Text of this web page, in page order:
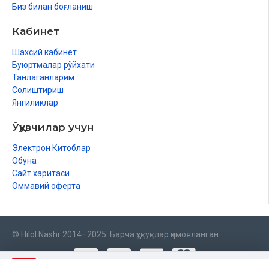
Биз билан боғланиш
Кабинет
Шахсий кабинет
Буюртмалар рўйхати
Танлаганларим
Солиштириш
Янгиликлар
Ўқувчилар учун
Электрон Китоблар
Обуна
Сайт харитаси
Оммавий оферта
© Hilol Nashr 2014–2025. Барча ҳуқуқлар ҳимояланган